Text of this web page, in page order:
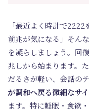
「最近よく時計で
前兆が気になる」そん
を凝らしましょう。回
兆しから始まります。
だるさが軽い、会話の
が調和へ戻る微細なサ
ます。特に睡眠・食欲